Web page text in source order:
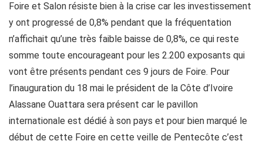
Foire et Salon résiste bien à la crise car les investissement
y ont progressé de 0,8% pendant que la fréquentation
n’affichait qu’une très faible baisse de 0,8%, ce qui reste
somme toute encourageant pour les 2.200 exposants qui
vont être présents pendant ces 9 jours de Foire. Pour
l’inauguration du 18 mai le président de la Côte d’Ivoire
Alassane Ouattara sera présent car le pavillon
internationale est dédié à son pays et pour bien marqué le
début de cette Foire en cette veille de Pentecôte c’est